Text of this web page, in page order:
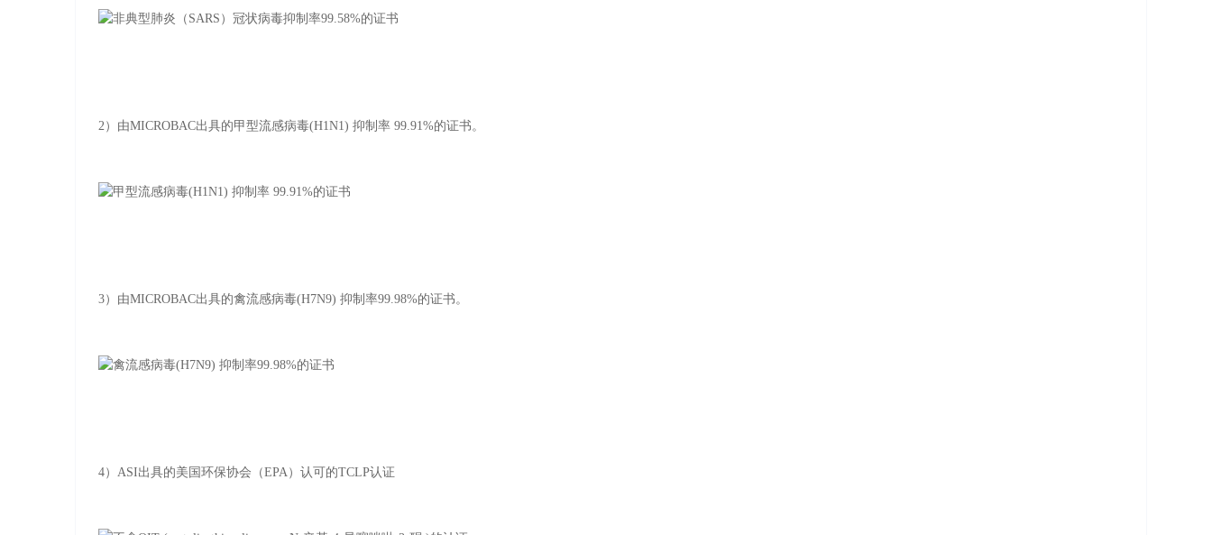
2）由MICROBAC出具的甲型流感病毒(H1N1) 抑制率 99.91%的证书。
3）由MICROBAC出具的禽流感病毒(H7N9) 抑制率99.98%的证书。
4）ASI出具的美国环保协会（EPA）认可的TCLP认证